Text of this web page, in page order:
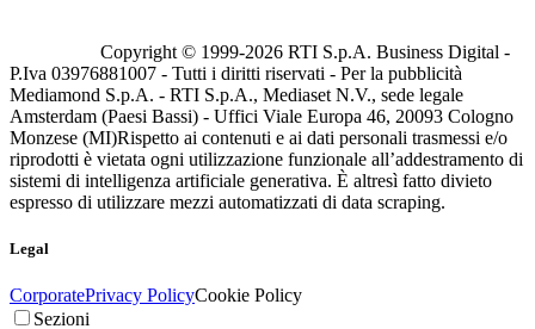
Copyright © 1999-2026 RTI S.p.A. Business Digital -
P.Iva 03976881007 - Tutti i diritti riservati - Per la pubblicità
Mediamond S.p.A. - RTI S.p.A., Mediaset N.V., sede legale
Amsterdam (Paesi Bassi) - Uffici Viale Europa 46, 20093 Cologno
Monzese (MI)Rispetto ai contenuti e ai dati personali trasmessi e/o
riprodotti è vietata ogni utilizzazione funzionale all’addestramento di
sistemi di intelligenza artificiale generativa. È altresì fatto divieto
espresso di utilizzare mezzi automatizzati di data scraping.
Legal
CorporatePrivacy PolicyCookie Policy
Sezioni